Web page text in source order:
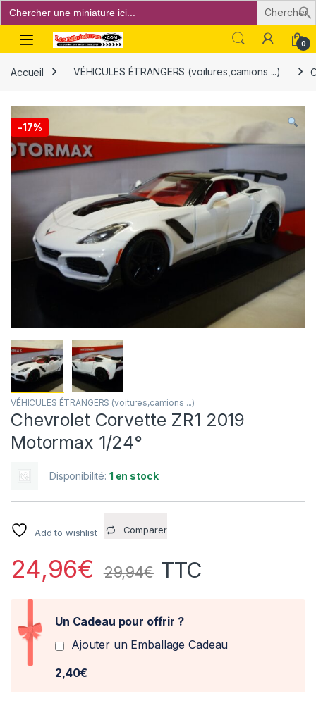
Search
for:
Open 0
Accueil VÉHICULES ÉTRANGERS (voitures,camions ...)
-17%
VÉHICULES ÉTRANGERS (voitures,camions ...)
Chevrolet Corvette ZR1 2019
Motormax 1/24°
Disponibilité: 1 en stock
Add to wishlist Comparer
24,96€ 29,94€ TTC
Un Cadeau pour offrir ?
Ajouter un Emballage Cadeau
2,40€